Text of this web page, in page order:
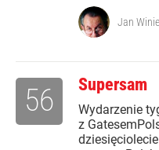
Jan
Supersam
Wydarzenie
z
56